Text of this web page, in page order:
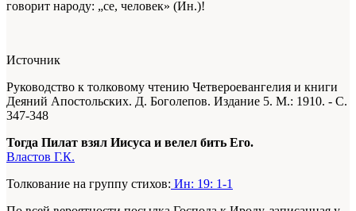
говорит народу: „се, человек» (Ин.)!
Источник
Руководство к толковому чтению Четвероевангелия и книги
Деяний Апостольских. Д. Боголепов. Издание 5. М.: 1910. - С.
347-348
Тогда Пилат взял Иисуса и велел бить Его.
Властов Г.К.
Толкование на группу стихов: Ин: 19: 1-1